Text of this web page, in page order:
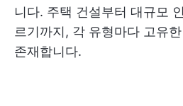
니다. 주택 건설부터 대규모
르기까지, 각 유형마다 고유
존재합니다.